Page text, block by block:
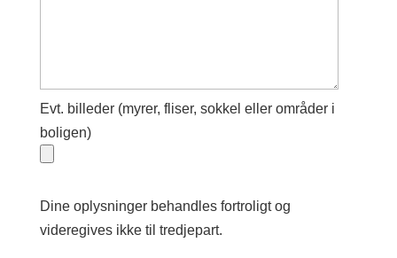
Evt. billeder (myrer, fliser, sokkel eller områder i
boligen)
Dine oplysninger behandles fortroligt og
videregives ikke til tredjepart.